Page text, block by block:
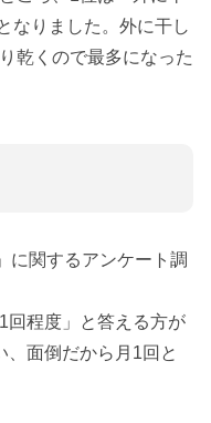
なりました。外に干し
乾くので最多になった
に関するアンケート調
回程度」と答える方が
、面倒だから月1回と